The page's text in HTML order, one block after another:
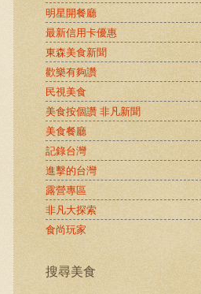
明星開餐廳
最新信用卡優惠
東森美食新聞
歡樂有夠讚
民視美食
美食按個讚 非凡新聞
美食餐廳
記錄台灣
進擊的台灣
露營專區
非凡大探索
食尚玩家
搜尋美食